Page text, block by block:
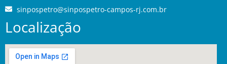
sinpospetro@sinpospetro-campos-rj.com.br
Localização